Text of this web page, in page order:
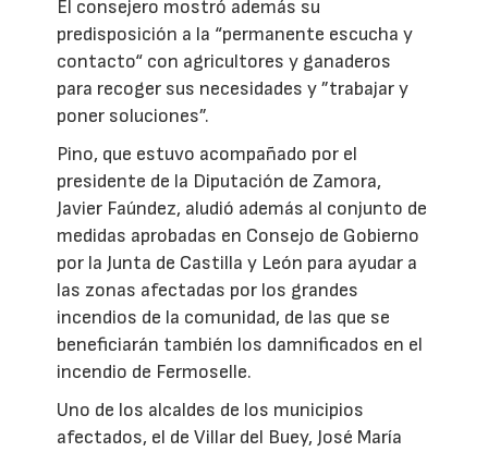
El consejero mostró además su
predisposición a la “permanente escucha y
contacto“ con agricultores y ganaderos
para recoger sus necesidades y ”trabajar y
poner soluciones”.
Pino, que estuvo acompañado por el
presidente de la Diputación de Zamora,
Javier Faúndez, aludió además al conjunto de
medidas aprobadas en Consejo de Gobierno
por la Junta de Castilla y León para ayudar a
las zonas afectadas por los grandes
incendios de la comunidad, de las que se
beneficiarán también los damnificados en el
incendio de Fermoselle.
Uno de los alcaldes de los municipios
afectados, el de Villar del Buey, José María